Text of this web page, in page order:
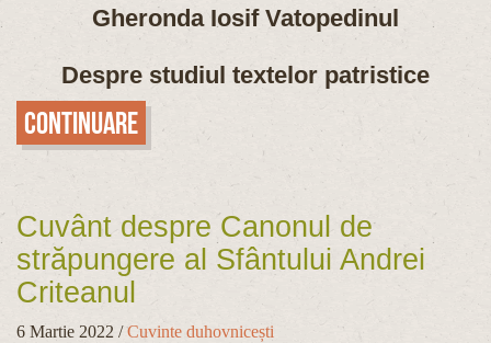
Gheronda Iosif Vatopedinul
Despre studiul textelor patristice
Continuare
Cuvânt despre Canonul de
străpungere al Sfântului Andrei
Criteanul
6 Martie 2022 /Cuvinte duhovnicești